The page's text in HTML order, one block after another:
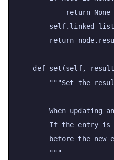
return None
self
return
def set (self,
"""Set the
When updating
If the entry is
before the new
        """